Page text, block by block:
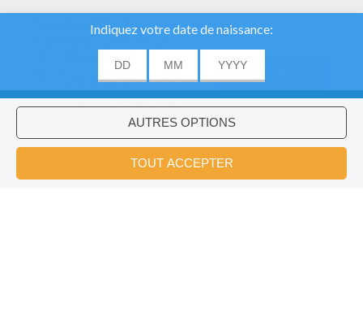
notre trafic et donner à
nos utilisateurs la
meilleure expérience
utilisateur. Nous
fournissons également
des informations sur
l'utilisation de notre site
à nos partenaires
publicitaires et
Voulez-vous installer l'application
Hellokids?
OK
×